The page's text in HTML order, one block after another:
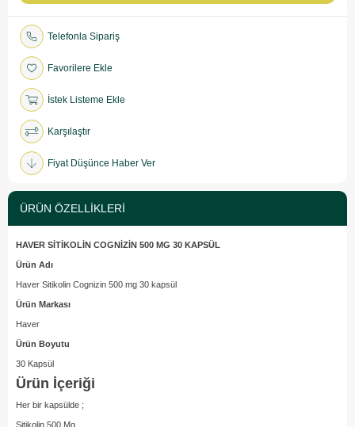
Telefonla Sipariş
Favorilere Ekle
İstek Listeme Ekle
Karşılaştır
Fiyat Düşünce Haber Ver
ÜRÜN ÖZELLIKLERI
HAVER SİTİKOLİN COGNİZİN 500 MG 30 KAPSÜL
Ürün Adı
Haver Sitikolin Cognizin 500 mg 30 kapsül
Ürün Markası
Haver
Ürün Boyutu
30 Kapsül
Ürün İçeriği
Her bir kapsülde ;
Sitikolin 500 Mg